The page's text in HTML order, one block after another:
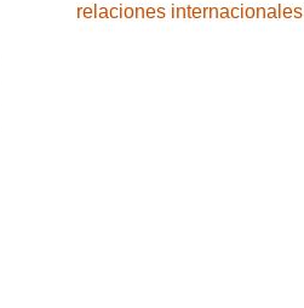
relaciones internacionales